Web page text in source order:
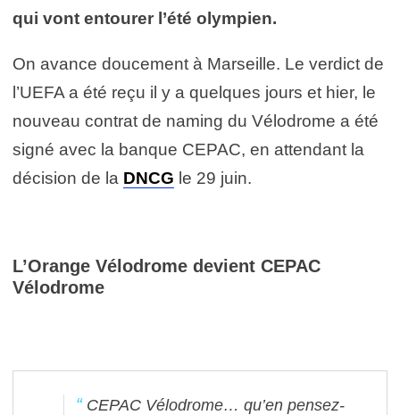
qui vont entourer l’été olympien.
On avance doucement à Marseille. Le verdict de
l’UEFA a été reçu il y a quelques jours et hier, le
nouveau contrat de naming du Vélodrome a été
signé avec la banque CEPAC, en attendant la
décision de la DNCG le 29 juin.
L’Orange Vélodrome devient CEPAC
Vélodrome
CEPAC Vélodrome… qu’en pensez-